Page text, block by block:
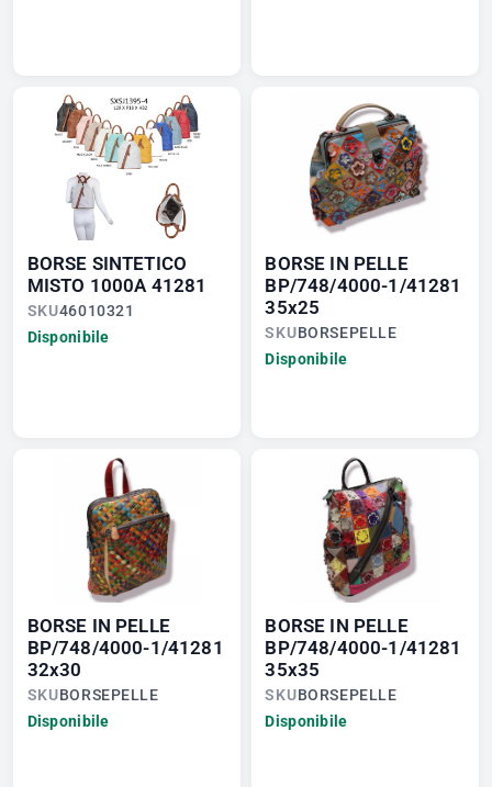
BORSE SINTETICO
MISTO 1000A 41281
SKU46010321
Disponibile
BORSE IN PELLE
BP/748/4000-1/41281
35x25
SKUBORSEPELLE
Disponibile
BORSE IN PELLE
BP/748/4000-1/41281
32x30
SKUBORSEPELLE
Disponibile
BORSE IN PELLE
BP/748/4000-1/41281
35x35
SKUBORSEPELLE
Disponibile